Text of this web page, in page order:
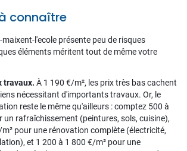
connaître
l'ecole présente peu de risques
éléments méritent tout de même votre
travaux. À 1 190 €/m², les prix très bas cachent
nécessitant d'importants travaux. Or, le
reste le même qu'ailleurs : comptez 500 à
un rafraîchissement (peintures, sols, cuisine),
pour une rénovation complète (électricité,
et 1 200 à 1 800 €/m² pour une